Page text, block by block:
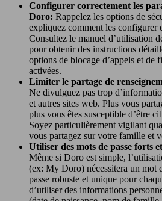
Configurer correctement les
Doro: Rappelez les options de
expliquez comment les configurer
Consultez le manuel d’utilisation
pour obtenir des instructions
options de blocage d’appels et de
activées.
Limiter le partage de
Ne divulguez pas trop
et autres sites web. Plus vous
plus vous êtes susceptible d’être
Soyez particulièrement vigilant
vous partagez sur votre famille et
Utiliser des mots de passe forts
Même si Doro est simple,
(ex: My Doro) nécessitera un mot
passe robuste et unique pour
d’utiliser des informations